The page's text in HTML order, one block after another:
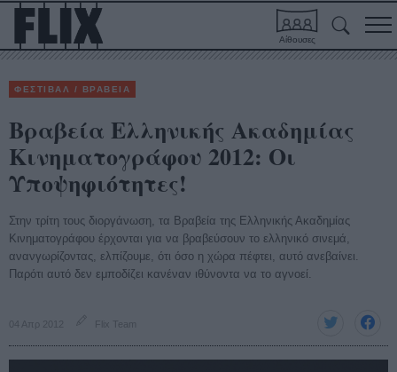
Αίθουσες
ΦΕΣΤΙΒΑΛ / ΒΡΑΒΕΙΑ
Βραβεία Ελληνικής Ακαδημίας
Κινηματογράφου 2012: Οι
Υποψηφιότητες!
Στην τρίτη τους διοργάνωση, τα Βραβεία της Ελληνικής Ακαδημίας
Κινηματογράφου έρχονται για να βραβεύσουν το ελληνικό σινεμά,
ανανγωρίζοντας, ελπίζουμε, ότι όσο η χώρα πέφτει, αυτό ανεβαίνει.
Παρότι αυτό δεν εμποδίζει κανέναν ιθύνοντα να το αγνοεί.
04 Απρ 2012 Flix Team